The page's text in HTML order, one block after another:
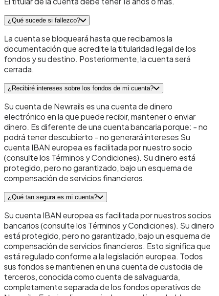
¿Qué sucede si fallezco?
La cuenta se bloqueará hasta que recibamos la
documentación que acredite la titularidad legal de los
fondos y su destino. Posteriormente, la cuenta será
cerrada.
¿Recibiré intereses sobre los fondos de mi cuenta?
Su cuenta de Newrails es una cuenta de dinero
electrónico en la que puede recibir, mantener o enviar
dinero. Es diferente de una cuenta bancaria porque: - no
podrá tener descubierto - no generará intereses Su
cuenta IBAN europea es facilitada por nuestro socio
(consulte los Términos y Condiciones). Su dinero está
protegido, pero no garantizado, bajo un esquema de
compensación de servicios financieros.
¿Qué tan segura es mi cuenta?
Su cuenta IBAN europea es facilitada por nuestros socios
bancarios (consulte los Términos y Condiciones). Su dinero
está protegido, pero no garantizado, bajo un esquema de
compensación de servicios financieros. Esto significa que
está regulado conforme a la legislación europea. Todos
sus fondos se mantienen en una cuenta de custodia de
terceros, conocida como cuenta de salvaguarda,
completamente separada de los fondos operativos de